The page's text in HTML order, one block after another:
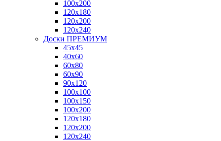
100x200
120x180
120x200
120x240
Доски ПРЕМИУМ
45x45
40x60
60x80
60x90
90x120
100x100
100x150
100x200
120x180
120x200
120x240